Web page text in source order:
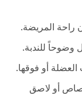
راحة المريضة.
وضوحاً للندبة.
أو فوقها.
أو لاصق